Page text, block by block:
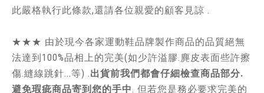
此嚴格執行此條款,還請各位親愛的顧客見諒 .
★★★ 由於現今各家運動鞋品牌製作商品的品質絕無
法達到100%品相上的完美(如少許溢膠.麂皮表面些許擦
傷.縫線跳針...等) .出貨前我們都會仔細檢查商品部分.
避免瑕疵商品寄到您的手中. 但若您是務必要求完美的